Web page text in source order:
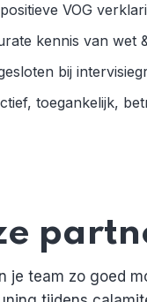
VOG
kennis van wet
bij
toegankelijk,
je team zo goed